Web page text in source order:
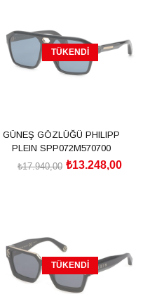
TÜKENDI
GÜNEŞ GÖZLÜĞÜ PHILIPP
PLEIN SPP072M570700
₺13.248,00
₺17.940,00
TÜKENDI